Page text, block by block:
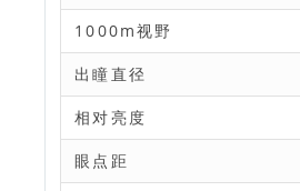
1000m视野
出瞳直径
相对亮度
眼点距